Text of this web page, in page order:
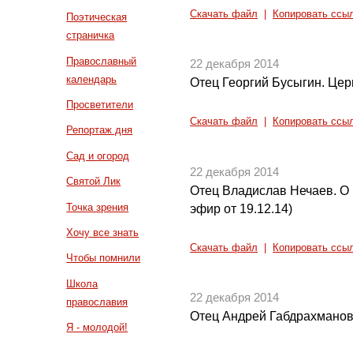
Поэтическая
страничка
Православный
календарь
Просветители
Репортаж дня
Сад и огород
Святой Лик
Точка зрения
Хочу все знать
Чтобы помнили
Школа
православия
Я - молодой!
Скачать файл Копировать
22 декабря 2014
Отец Георгий Бусыгин.
Скачать файл Копировать
22 декабря 2014
Отец Владислав Нечаев. О
эфир от 19.12.14)
Скачать файл Копировать
22 декабря 2014
Отец Андрей